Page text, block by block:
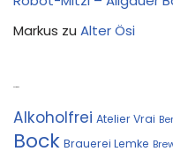
Markus zu Alter Ösi
Alkoholfrei Atelier Vrai
Bock Brauerei Lemke